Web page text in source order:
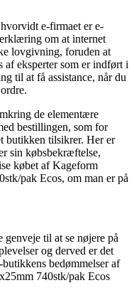
e-firmaet er e-
om at internet
lovgivning, foruden at
af eksperter som er indført i
til at få assistance, når du
de elementære
bestillingen, som for
butikken tilsikrer. Her er
sin købsbekræftelse,
købet af Kageform
pak Ecos, om man er på
til at se nøjere på
og derved er det
bedømmelser af
740stk/pak Ecos